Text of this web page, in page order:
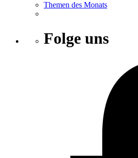
Themen des Monats
Folge uns